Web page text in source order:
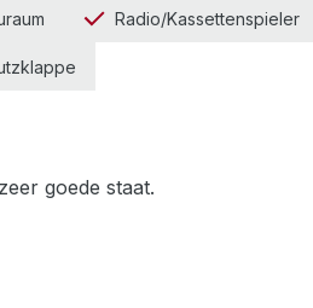
Radio/Kassettenspieler
goede staat.